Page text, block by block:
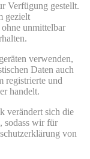
Verfügung gestellt.
gezielt
ohne unmittelbar
verwenden,
Daten auch
registrierte und
handelt.
verändert sich die
sodass wir für
von